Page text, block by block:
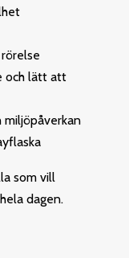
och lätt att
miljöpåverkan
som vill
dagen.